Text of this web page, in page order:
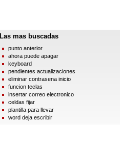
Las mas buscadas
punto anterior
ahora puede apagar
keyboard
pendientes actualizaciones
eliminar contrasena inicio
funcion teclas
insertar correo electronico
celdas fijar
plantilla para llevar
word deja escribir